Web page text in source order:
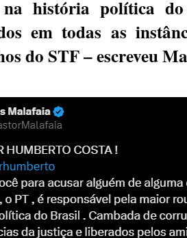
na história política
em todas as
do STF – escreveu